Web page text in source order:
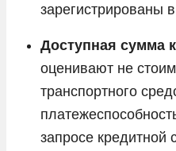
зарегистрированы
Доступная сумма
оценивают не
транспортного
запросе